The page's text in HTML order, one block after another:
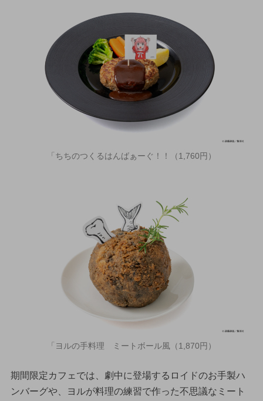
「ちちのつくるはんばぁーぐ！！（1,760円）
「ヨルの手料理 ミートボール風（1,870円）
期間限定カフェでは、劇中に登場するロイドのお手製ハ
ンバーグや、ヨルが料理の練習で作った不思議なミート